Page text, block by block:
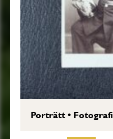
Porträtt• Fotografi